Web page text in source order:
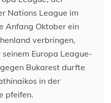
Nations League im
Anfang Oktober ein
verbringen,
Europa League-
Bukarest durfte
in der
pfeifen.